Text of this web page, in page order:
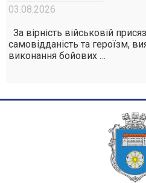
03.08.2026
За вірність військовій
самовідданість та героїзм,
виконання бойових …